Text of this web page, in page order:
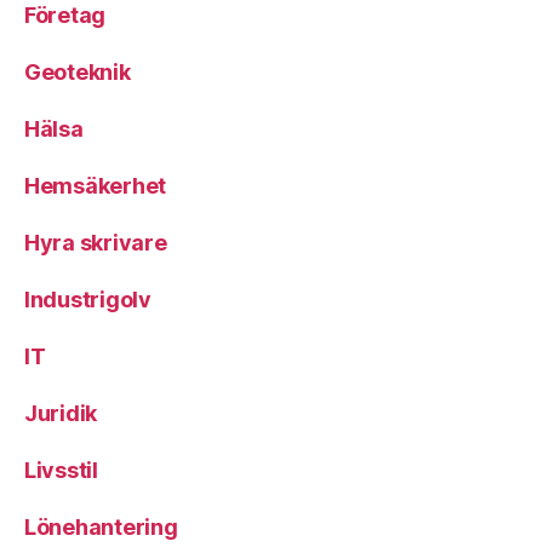
Företag
Geoteknik
Hälsa
Hemsäkerhet
Hyra skrivare
Industrigolv
IT
Juridik
Livsstil
Lönehantering